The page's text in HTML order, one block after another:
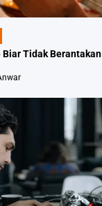
Tidak Berantakan